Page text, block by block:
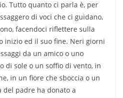
Tutto quanto ci parla è, per
di voci che ci guidano,
facendoci riflettere sulla
inizio ed il suo fine. Neri giorni
da un amico o uno
di sole o un soffio di vento, in
in un fiore che sboccia o un
padre ha donato a